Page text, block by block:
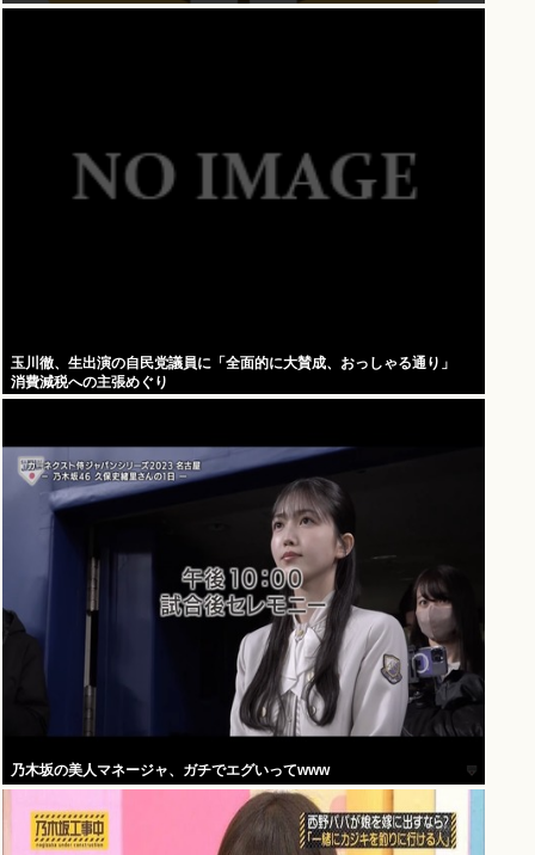
玉川徹、生出演の自民党議員に「全面的に大賛成、おっしゃる通り」
消費減税への主張めぐり
乃木坂の美人マネージャ、ガチでエグいってwww